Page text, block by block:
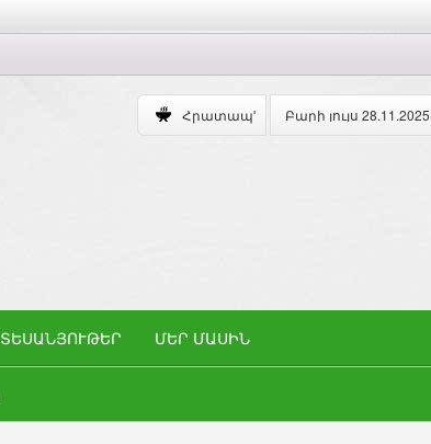
Հրատապ' Բարի լույս 28.11.2025
ՏԵՍԱՆՅՈՒԹԵՐ ՄԵՐ ՄԱՍԻՆ